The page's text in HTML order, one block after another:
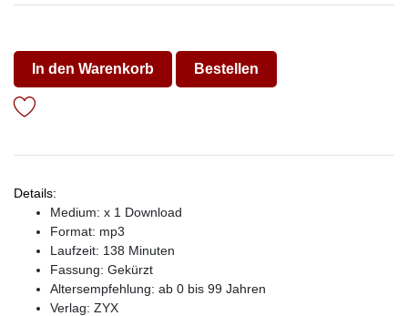
In den Warenkorb Bestellen
Details:
Medium: x 1 Download
Format: mp3
Laufzeit: 138 Minuten
Fassung: Gekürzt
Altersempfehlung: ab 0 bis 99 Jahren
Verlag: ZYX